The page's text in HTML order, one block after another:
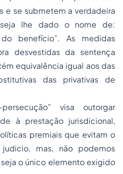
e se submetem a verdadeira
lhe dado o nome de:
benefício”. As medidas
desvestidas da sentença
equivalência igual aos das
das privativas de
visa outorgar
à prestação jurisdicional,
premiais que evitam o
mas, não podemos
o único elemento exigido